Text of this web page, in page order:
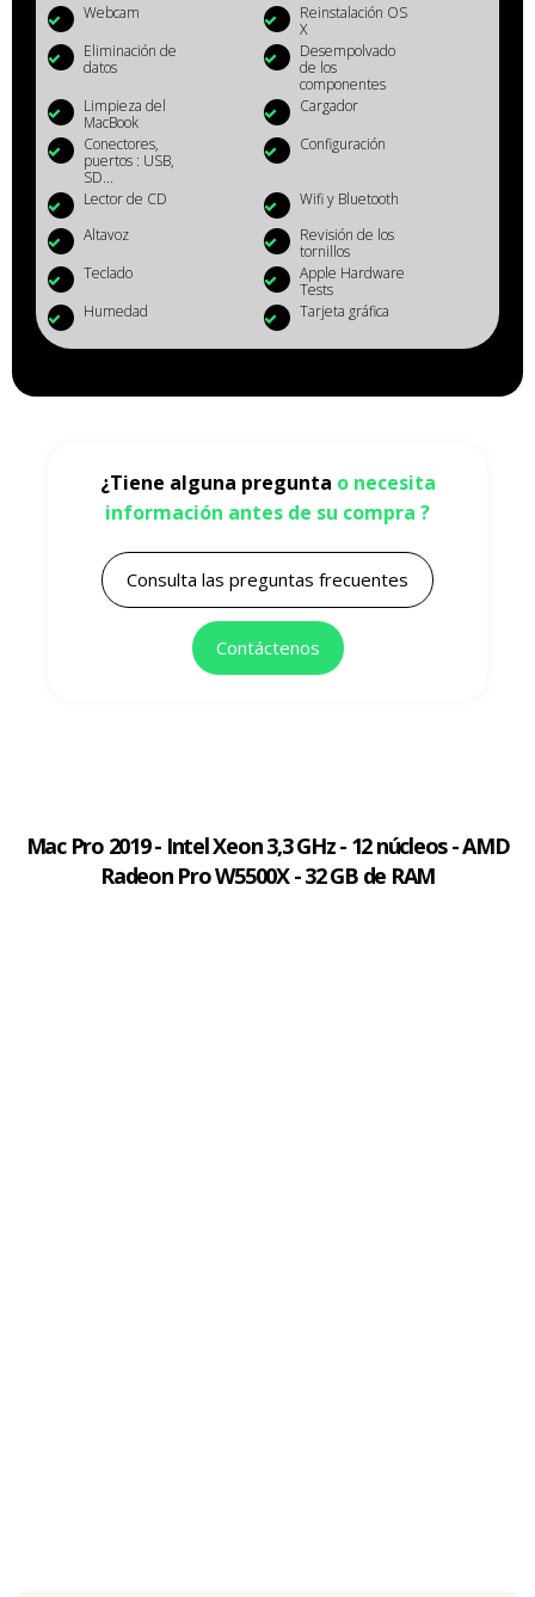
Webcam
Reinstalación OS
X
Eliminación de
datos
Desempolvado
de los
componentes
Limpieza del
MacBook
Cargador
Conectores,
puertos : USB,
SD...
Configuración
Lector de CD
Wifi y Bluetooth
Altavoz
Revisión de los
tornillos
Teclado
Apple Hardware
Tests
Humedad
Tarjeta gráfica
¿Tiene alguna pregunta o necesita
información antes de su compra ?
Consulta las preguntas frecuentes
Contáctenos
Mac Pro 2019 - Intel Xeon 3,3 GHz - 12 núcleos - AMD
Radeon Pro W5500X - 32 GB de RAM